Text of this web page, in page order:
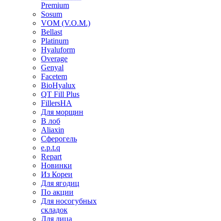
Premium
Sosum
VOM (V.O.M.)
Bellast
Platinum
Hyaluform
Overage
Genyal
Facetem
BioHyalux
QT Fill Plus
FillersHA
Для морщин
В лоб
Aliaxin
Сферогель
e.p.t.q
Repart
Новинки
Из Кореи
Для ягодиц
По акции
Для носогубных
складок
Для лица